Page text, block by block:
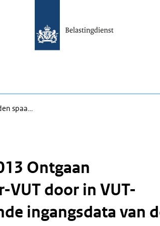
spaa…
Ontgaan
VUT door in VUT-
ingangsdata van